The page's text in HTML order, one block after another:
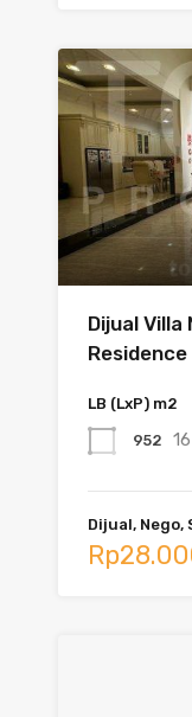
Dijual Villa
Residence
LB (LxP) m2
952
Dijual, Nego,